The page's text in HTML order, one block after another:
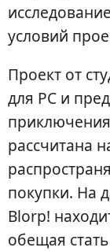
условий
Проект от
для PC и
рассчитана
покупки. На
Blorp!
обещая